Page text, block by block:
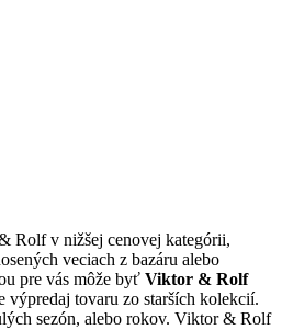
Rolf v nižšej cenovej kategórii,
veciach z bazáru alebo
pre vás môže byť Viktor & Rolf
tovaru zo starších kolekcií.
sezón, alebo rokov. Viktor & Rolf